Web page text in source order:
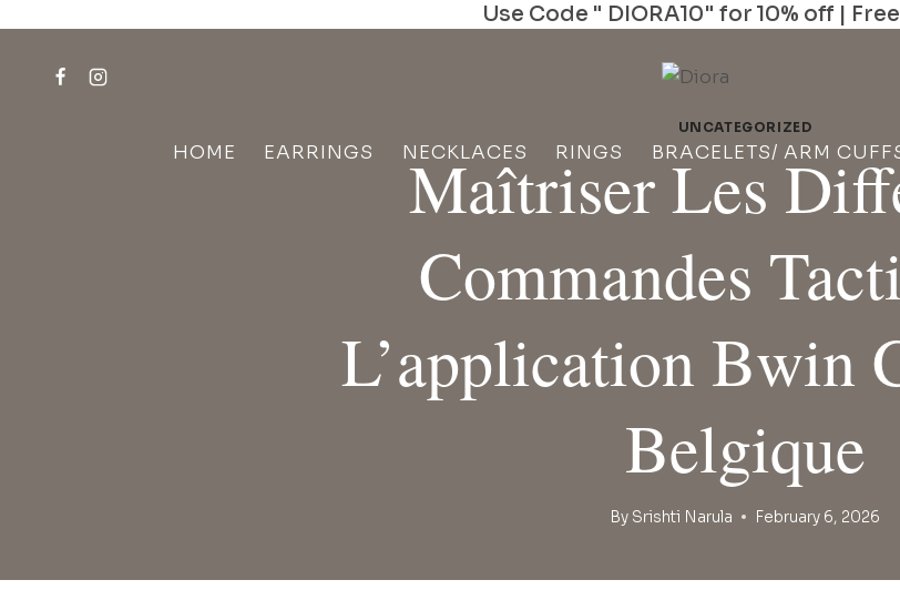
content
Use Code " DIORA10" for 10% off |
HOME EARRINGS NECKLACES RINGS BRACELETS/ ARM
UNCATEGORIZED
Maîtriser Les
Commandes
L’application Bwin
Belgique
By Srishti Narula February 6, 2026